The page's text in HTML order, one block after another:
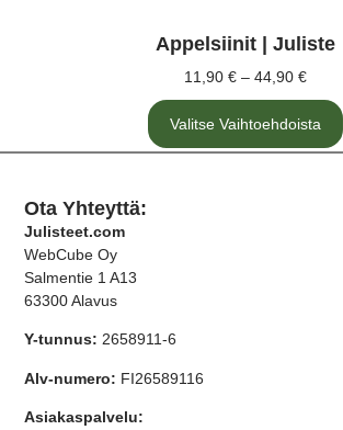
Appelsiinit | Juliste
11,90 € – 44,90 €
Valitse Vaihtoehdoista
Ota Yhteyttä:
Julisteet.com
WebCube Oy
Salmentie 1 A13
63300 Alavus
Y-tunnus: 2658911-6
Alv-numero: FI26589116
Asiakaspalvelu: